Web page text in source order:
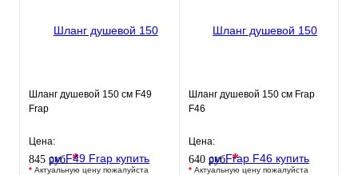
Шланг душевой 150 см F49
Frap
Цена:
845 руб.*
* Актуальную цену пожалуйста
Шланг душевой 150 см Frap
F46
Цена:
640 руб.*
* Актуальную цену пожалуйста